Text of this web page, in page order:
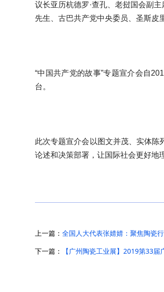
议长亚历杭德罗·查孔、老挝国会副
先生、古巴共产党中央委员、圣斯皮
“中国共产党的故事”专题宣介会自
台。
此次专题宣介会以图文并茂、实体陈
论述和决策部署，让国际社会更好地
上一篇： 全国人大代表张婧婧：聚焦陶瓷
下一篇：
【广州陶瓷工业展】2019第33届